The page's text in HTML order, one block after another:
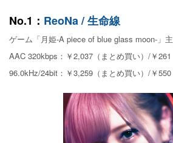
No.1： ReoNa / 生命線
ゲーム「月姫-A piece of blue glass moon-」
AAC 320kbps：￥2,037（まとめ買い）/￥
96.0kHz/24bit：￥3,259（まとめ買い）/￥550